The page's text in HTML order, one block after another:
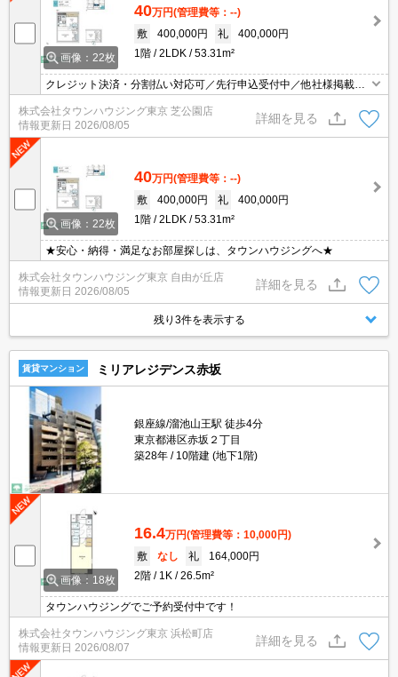
画像：22枚
40万円(管理費等：--)
敷
400,000円 礼
400,000円
1階
2LDK 53.31m²
クレジット決済・分割払い対応可／先行申込受付中／他社様掲載物
件もまとめてご案内可能／専任物件多数あり
株式会社タウンハウジング東京 芝公園店
情報更新日 2026/08/05
詳細を見る
画像：22枚
40万円(管理費等：--)
敷
400,000円 礼
400,000円
1階
2LDK 53.31m²
★安心・納得・満足なお部屋探しは、タウンハウジングへ★
株式会社タウンハウジング東京 自由が丘店
情報更新日 2026/08/05
詳細を見る
残り3件を表示する
賃貸マンション ミリアレジデンス赤坂
銀座線/溜池山王駅 徒歩4分
東京都港区赤坂２丁目
築28年
10階建 (地下1階)
画像：18枚
16.4万円(管理費等：10,000円)
敷
なし 礼
164,000円
2階
1K 26.5m²
タウンハウジングでご予約受付中です！
株式会社タウンハウジング東京 浜松町店
情報更新日 2026/08/07
詳細を見る